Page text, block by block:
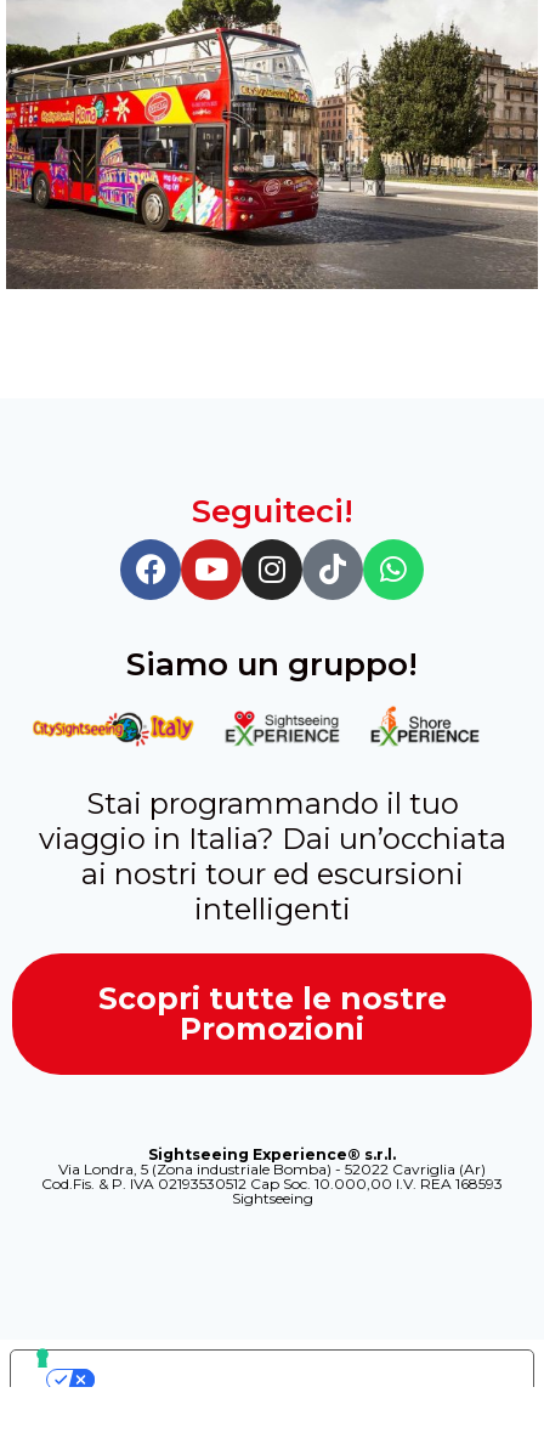
Seguiteci!
Siamo un gruppo!
Stai programmando il tuo
viaggio in Italia? Dai un’occhiata
ai nostri tour ed escursioni
intelligenti
Scopri tutte le nostre
Promozioni
Sightseeing Experience® s.r.l.
Via Londra, 5 (Zona industriale Bomba) - 52022 Cavriglia (Ar)
Cod.Fis. & P. IVA 02193530512 Cap Soc. 10.000,00 I.V. REA 168593
Sightseeing